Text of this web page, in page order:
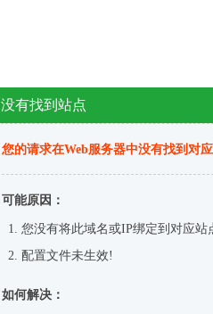
没有找到站点
您的请求在Web服务器中没有找到对
可能原因：
您没有将此域名或IP绑定到对应站
配置文件未生效!
如何解决：